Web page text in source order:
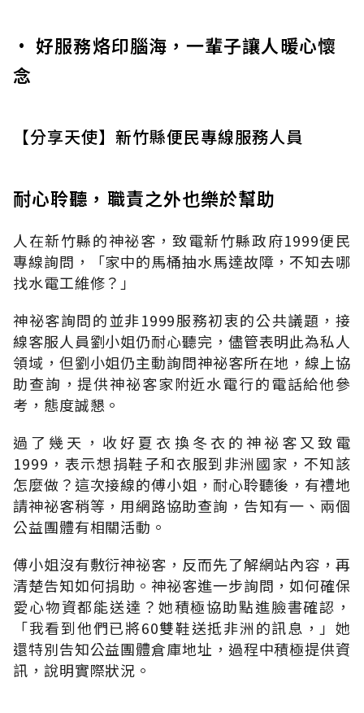
• 好服務烙印腦海，一輩子讓人暖心懷
念
【分享天使】新竹縣便民專線服務人員
耐心聆聽，職責之外也樂於幫助
人在新竹縣的神祕客，致電新竹縣政府1999便民
專線詢問，「家中的馬桶抽水馬達故障，不知去哪
找水電工維修？」
神祕客詢問的並非1999服務初衷的公共議題，接
線客服人員劉小姐仍耐心聽完，儘管表明此為私人
領域，但劉小姐仍主動詢問神祕客所在地，線上協
助查詢，提供神祕客家附近水電行的電話給他參
考，態度誠懇。
過了幾天，收好夏衣換冬衣的神祕客又致電
1999，表示想捐鞋子和衣服到非洲國家，不知該
怎麼做？這次接線的傅小姐，耐心聆聽後，有禮地
請神祕客稍等，用網路協助查詢，告知有一、兩個
公益團體有相關活動。
傅小姐沒有敷衍神祕客，反而先了解網站內容，再
清楚告知如何捐助。神祕客進一步詢問，如何確保
愛心物資都能送達？她積極協助點進臉書確認，
「我看到他們已將60雙鞋送抵非洲的訊息，」她
還特別告知公益團體倉庫地址，過程中積極提供資
訊，說明實際狀況。